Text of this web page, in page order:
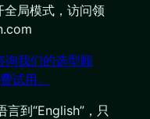
局模式，访问领
询我们的选型顾
试用。
到“English”，只